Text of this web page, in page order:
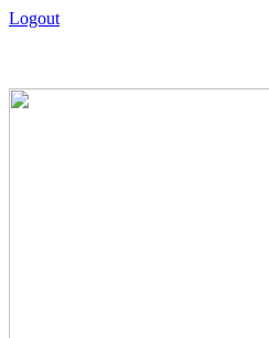
Logout